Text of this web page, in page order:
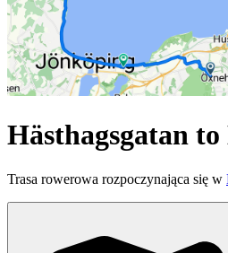
Hästhagsgatan
Trasa rowerowa rozpoczynająca się w